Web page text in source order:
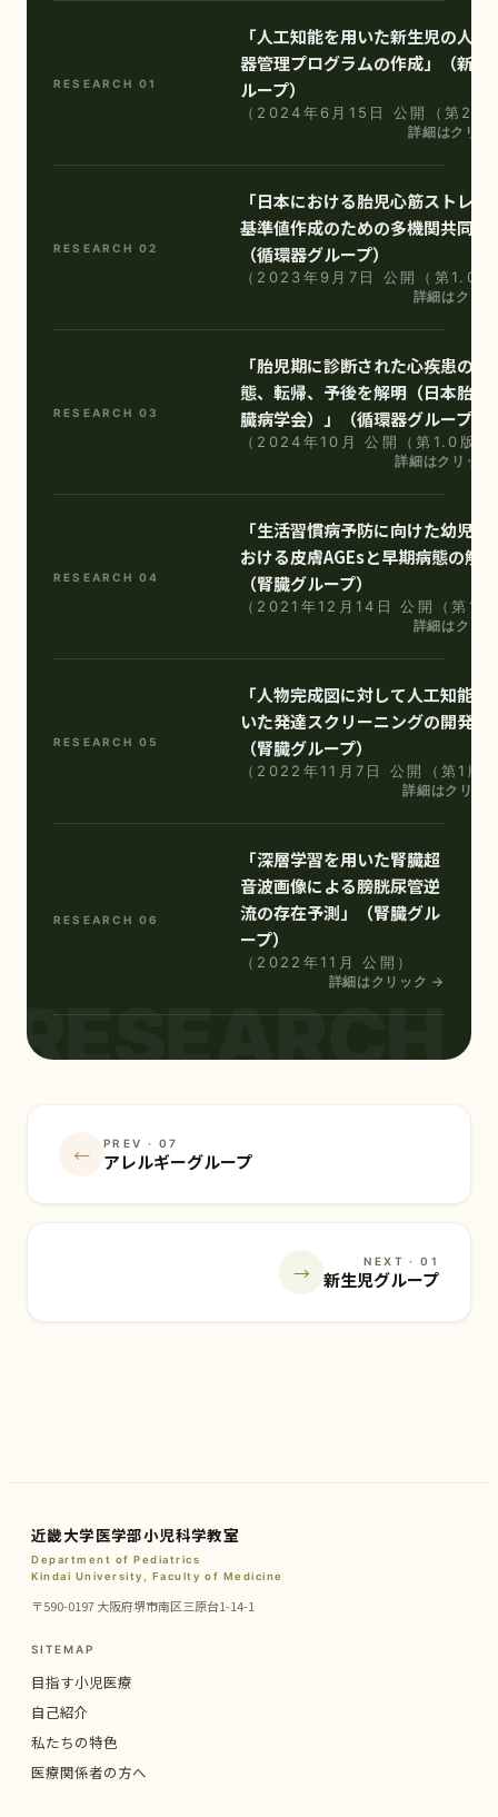
RESEARCH
RESEARCH 01
「人工知能を用いた新生児の人工
器管理プログラムの作成」（新生
ループ）
（2024年6月15日 公開（第2版
詳細はクリ
RESEARCH 02
「日本における胎児心筋ストレイ
基準値作成のための多機関共同研
（循環器グループ）
（2023年9月7日 公開（第1.0版
詳細はクリ
RESEARCH 03
「胎児期に診断された心疾患の実
態、転帰、予後を解明（日本胎児
臓病学会）」（循環器グループ）
（2024年10月 公開（第1.0版）
詳細はクリッ
RESEARCH 04
「生活習慣病予防に向けた幼児肥
おける皮膚AGEsと早期病態の解
（腎臓グループ）
（2021年12月14日 公開（第1
詳細はクリ
RESEARCH 05
「人物完成図に対して人工知能を
いた発達スクリーニングの開発」
（腎臓グループ）
（2022年11月7日 公開（第1版
詳細はクリッ
RESEARCH 06
「深層学習を用いた腎臓超
音波画像による膀胱尿管逆
流の存在予測」（腎臓グル
ープ）
（2022年11月 公開）
詳細はクリック →
← PREV · 07
アレルギーグループ
NEXT · 01
新生児グループ
→
近畿大学医学部小児科学教室
Department of Pediatrics
Kindai University, Faculty of Medicine
〒590-0197 大阪府堺市南区三原台1-14-1
SITEMAP
目指す小児医療
自己紹介
私たちの特色
医療関係者の方へ